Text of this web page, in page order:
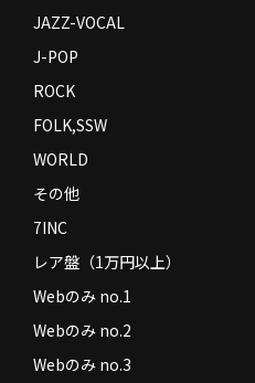
JAZZ-VOCAL
J-POP
ROCK
FOLK,SSW
WORLD
その他
7INC
レア盤（1万円以上）
Webのみ no.1
Webのみ no.2
Webのみ no.3